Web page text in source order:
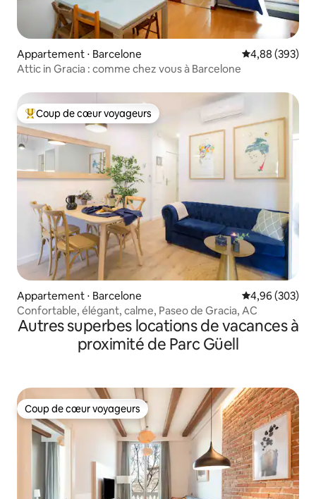
Appartement ⋅ Barcelone Évaluation
4,88 (393)
Attic in Gracia : comme chez vous à Barcelone
Coups de cœur voyageurs les plus appréciés
Coup de cœur voyageurs
Appartement ⋅ Barcelone Évaluation
4,96 (303)
Confortable, élégant, calme, Paseo de Gracia, AC
Autres superbes locations de vacances à
proximité de Parc Güell
Coup de cœur voyageurs
Coup de cœur voyageurs